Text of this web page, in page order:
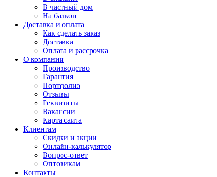
В частный дом
На балкон
Доставка и оплата
Как сделать заказ
Доставка
Оплата и рассрочка
О компании
Производство
Гарантия
Портфолио
Отзывы
Реквизиты
Вакансии
Карта сайта
Клиентам
Скидки и акции
Онлайн-калькулятор
Вопрос-ответ
Оптовикам
Контакты